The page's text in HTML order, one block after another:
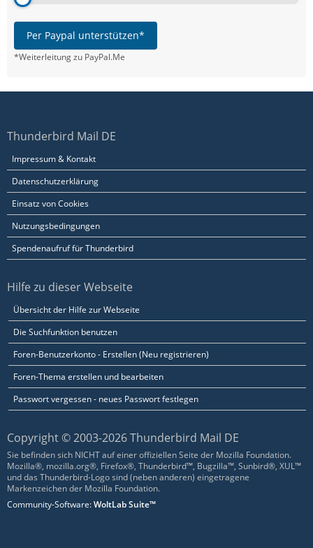
Per Paypal unterstützen*
*Weiterleitung zu PayPal.Me
Thunderbird Mail DE
Impressum & Kontakt
Datenschutzerklärung
Einsatz von Cookies
Nutzungsbedingungen
Spendenaufruf für Thunderbird
Hilfe zu dieser Webseite
Übersicht der Hilfe zur Webseite
Die Suchfunktion benutzen
Foren-Benutzerkonto - Erstellen (Neu registrieren)
Foren-Thema erstellen und bearbeiten
Passwort vergessen - neues Passwort festlegen
Copyright © 2003-2026 Thunderbird Mail DE
Sie befinden sich NICHT auf einer offiziellen Seite der Mozilla Foundation.
Mozilla®, mozilla.org®, Firefox®, Thunderbird™, Bugzilla™, Sunbird®, XUL™
und das Thunderbird-Logo sind (neben anderen) eingetragene
Markenzeichen der Mozilla Foundation.
Community-Software:WoltLab Suite™